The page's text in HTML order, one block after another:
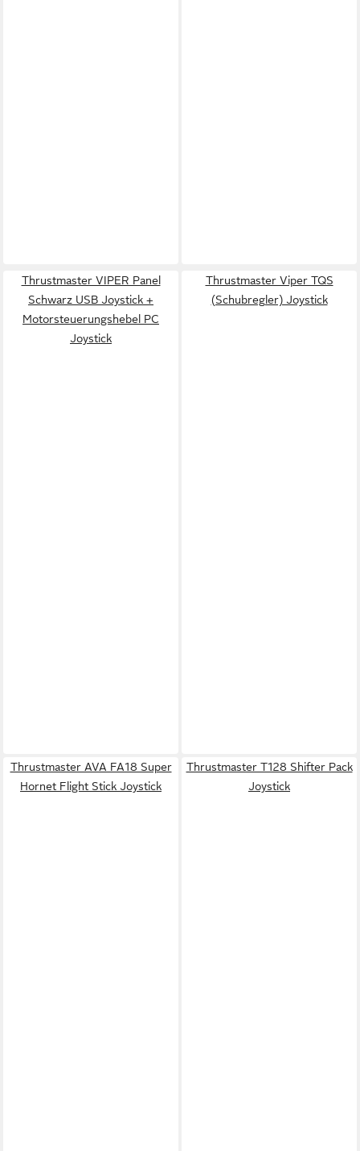
Thrustmaster VIPER Panel
Schwarz USB Joystick +
Motorsteuerungshebel PC
Joystick
Thrustmaster Viper TQS
(Schubregler) Joystick
Thrustmaster AVA FA18 Super
Hornet Flight Stick Joystick
Thrustmaster T128 Shifter Pack
Joystick